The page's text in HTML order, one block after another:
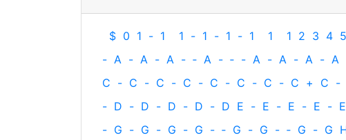
$ 0 1 - 1 1 - 1 - 1 - 1 1 1 2 3 4 5
- A - A - A - ‐ A - ‐ - A - A - A - A
C - C - C - C - C - C - C - C + C -
- D - D - D - D - D E - E - E - E - E
- G - G - G - G - ‐ G - G - ‐ G - G